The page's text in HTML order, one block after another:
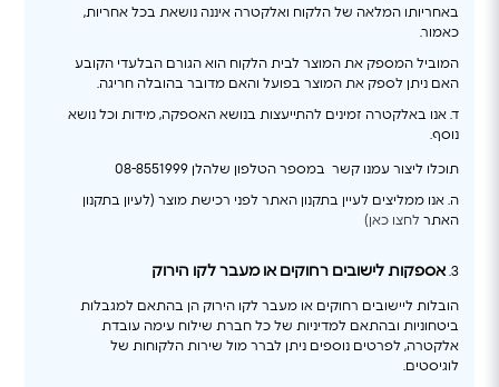
באחריותו המלאה של הלקוח ואלקטרה איננה נושאת בכל אחריות,
כאמור.
המוביל המספק את המוצר לבית הלקוח הוא הגורם הבלעדי הקובע
האם ניתן לספק את המוצר בפועל והאם מדובר בהובלה חריגה.
ד. אנו באלקטרה זמינים להתייעצות בנושא האספקה, מידות וכל נושא
נוסף.
תוכלו ליצור עמנו קשר במספר הטלפון שלהלן 08-8551999
ה. אנו ממליצים לעיין בתקנון האתר לפני רכישת מוצר (לעיון בתקנון
האתר לחצו כאן)
3. אספקות לישובים רחוקים או מעבר לקו הירוק
הובלות ליישובים רחוקים או מעבר לקו הירוק הן בהתאם למגבלות
ביטחוניות ובהתאם למדיניות של כל חברת שילוח עימה עובדת
אלקטרה, לפרטים נוספים ניתן לברר מול שירות הלקוחות של
לוגיסטים.